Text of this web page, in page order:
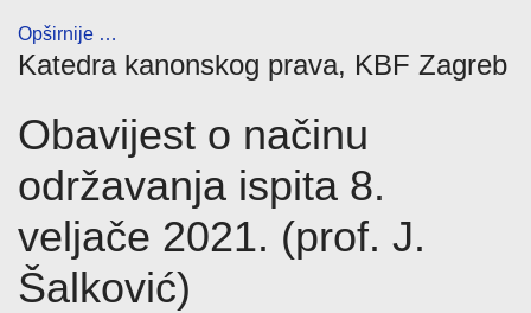
Opširnije …
Katedra kanonskog prava, KBF Zagreb
Obavijest o načinu
održavanja ispita 8.
veljače 2021. (prof. J.
Šalković)